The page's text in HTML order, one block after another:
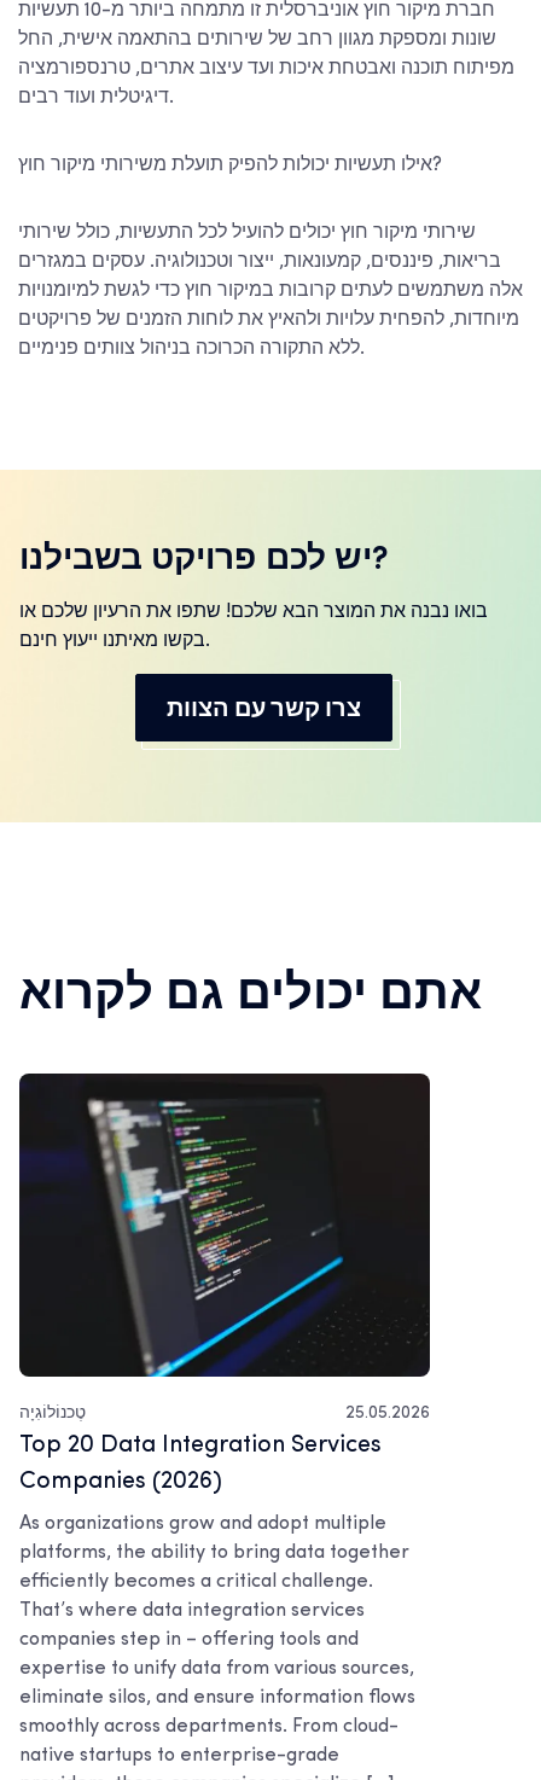
חברת מיקור חוץ אוניברסלית זו מתמחה ביותר מ-10 תעשיות
שונות ומספקת מגוון רחב של שירותים בהתאמה אישית, החל
מפיתוח תוכנה ואבטחת איכות ועד עיצוב אתרים, טרנספורמציה
דיגיטלית ועוד רבים.
אילו תעשיות יכולות להפיק תועלת משירותי מיקור חוץ?
שירותי מיקור חוץ יכולים להועיל לכל התעשיות, כולל שירותי
בריאות, פיננסים, קמעונאות, ייצור וטכנולוגיה. עסקים במגזרים
אלה משתמשים לעתים קרובות במיקור חוץ כדי לגשת למיומנויות
מיוחדות, להפחית עלויות ולהאיץ את לוחות הזמנים של פרויקטים
ללא התקורה הכרוכה בניהול צוותים פנימיים.
יש לכם פרויקט בשבילנו?
בואו נבנה את המוצר הבא שלכם! שתפו את הרעיון שלכם או
בקשו מאיתנו ייעוץ חינם.
צרו קשר עם הצוות
אתם יכולים גם לקרוא
טֶכנוֹלוֹגִיָה 25.05.2026
Top 20 Data Integration Services
Companies (2026)
As organizations grow and adopt multiple
platforms, the ability to bring data together
efficiently becomes a critical challenge.
That’s where data integration services
companies step in – offering tools and
expertise to unify data from various sources,
eliminate silos, and ensure information flows
smoothly across departments. From cloud-
native startups to enterprise-grade